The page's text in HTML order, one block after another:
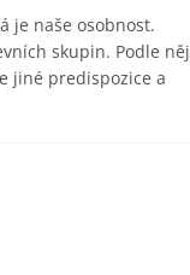
je naše osobnost.
skupin. Podle něj
jiné predispozice a